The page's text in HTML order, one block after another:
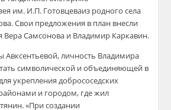
им. И.П. Готовцеваиз родного села
Свои предложения в план внесли
Вера Самсонова и Владимир Каркавин.
Авксентьевой, личность Владимира
символической и объединяющей в
укрепления добрососедских
и городом, где жил
. «При создании